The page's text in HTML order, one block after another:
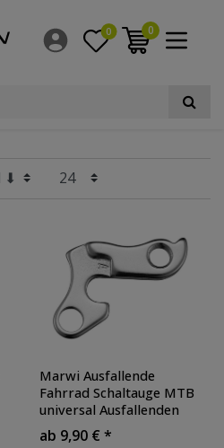
0 0
Marwi Ausfallende
Fahrrad Schaltauge MTB
universal Ausfallenden
Mountainbike
ab 9,90 € *